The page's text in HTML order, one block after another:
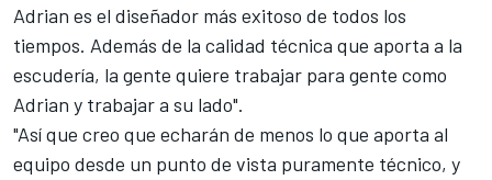
Adrian es el diseñador más exitoso de todos los
tiempos. Además de la calidad técnica que aporta a la
escudería, la gente quiere trabajar para gente como
Adrian y trabajar a su lado".
"Así que creo que echarán de menos lo que aporta al
equipo desde un punto de vista puramente técnico, y